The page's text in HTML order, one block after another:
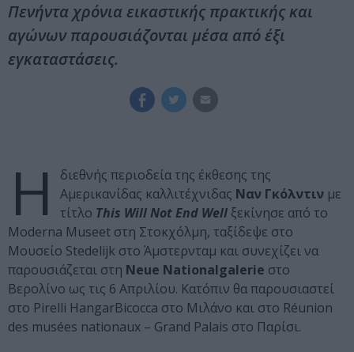
Πενήντα χρόνια εικαστικής πρακτικής και
αγώνων παρουσιάζονται μέσα από έξι
εγκαταστάσεις.
Η
διεθνής περιοδεία της έκθεσης της
Αμερικανίδας καλλιτέχνιδας Ναν Γκόλντιν με
τίτλο This Will Not End Well ξεκίνησε από το
Moderna Museet στη Στοκχόλμη, ταξίδεψε στο
Μουσείο Stedelijk στο Άμστερνταμ και συνεχίζει να
παρουσιάζεται στη Neue Nationalgalerie στο
Βερολίνο ως τις 6 Απριλίου. Κατόπιν θα παρουσιαστεί
στο Pirelli HangarBicocca στο Μιλάνο και στο Réunion
des musées nationaux – Grand Palais στο Παρίσι.